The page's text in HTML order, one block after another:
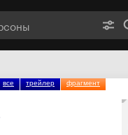
все трейлер фрагмент